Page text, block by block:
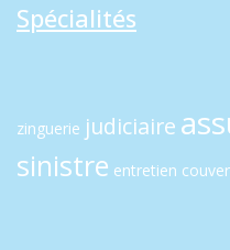
Spécialités
zinguerie judiciaire
sinistre entretien